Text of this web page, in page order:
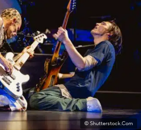
© Shutterstock.Com